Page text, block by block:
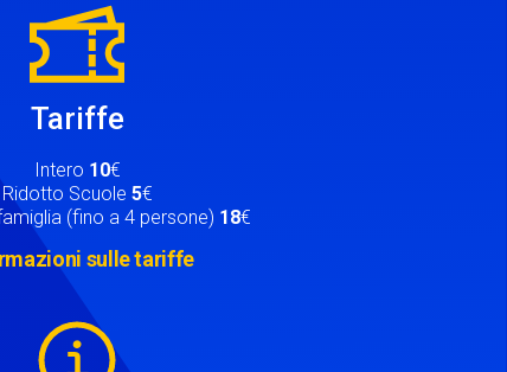
Tariffe
Intero 10€
Ridotto Scuole 5€
(fino a 4 persone) 18€
sulle tariffe